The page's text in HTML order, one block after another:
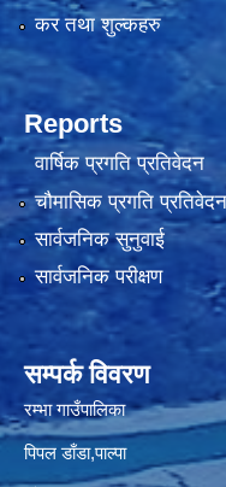
कर तथा शुल्कहरु
Reports
वार्षिक प्रगति प्रतिवेदन
चौमासिक प्रगति प्रतिवेदन
सार्वजनिक सुनुवाई
सार्वजनिक परीक्षण
सम्पर्क विवरण
रम्भा गाउँपालिका
पिपल डाँडा,पाल्पा